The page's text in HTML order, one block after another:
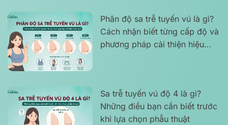
Phân độ sa trễ tuyến vú là gì?
Cách nhận biết từng cấp độ và
phương pháp cải thiện hiệu
Sa trễ tuyến vú độ 4 là gì?
Những điều bạn cần biết trước
khi lựa chọn phẫu thuật